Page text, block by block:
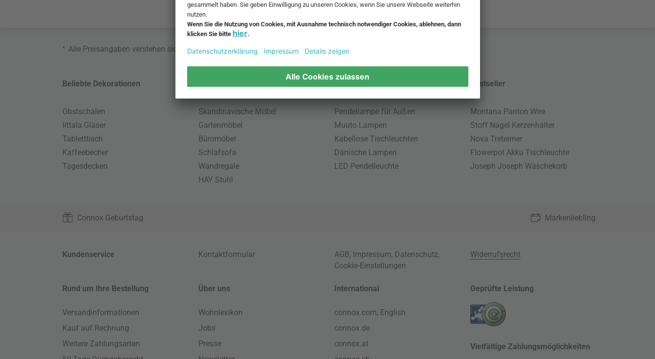
* Alle Preisangaben verstehen sich inklusive MwSt. und zzgl.Versandkosten.
Beliebte Dekorationen
Obstschalen
Iittala Gläser
Tabletttisch
Kaffeebecher
Tagesdecken
Skandinavische Möbel
Gartenmöbel
Büromöbel
Schlafsofa
Wandregale
HAY Stuhl
Pendellampe für Außen
Muuto Lampen
Kabellose Tischleuchten
Dänische Lampen
LED Pendelleuchte
Bestseller
Montana Panton Wire
Stoff Nagel Kerzenhalter
Nova Treteimer
Flowerpot Akku Tischleuchte
Joseph Joseph Wäschekorb
Connox Geburtstag Markenliebling
Kundenservice Kontaktformular AGB, Impressum, Datenschutz,
Cookie-Einstellungen
Widerrufsrecht
Rund um Ihre Bestellung
Versandinformationen
Kauf auf Rechnung
Weitere Zahlungsarten
Über uns
Wohnlexikon
Jobs
Presse
International
connox.com, English
connox.de
connox.at
Geprüfte Leistung
Vielfältige Zahlungsmöglichkeiten